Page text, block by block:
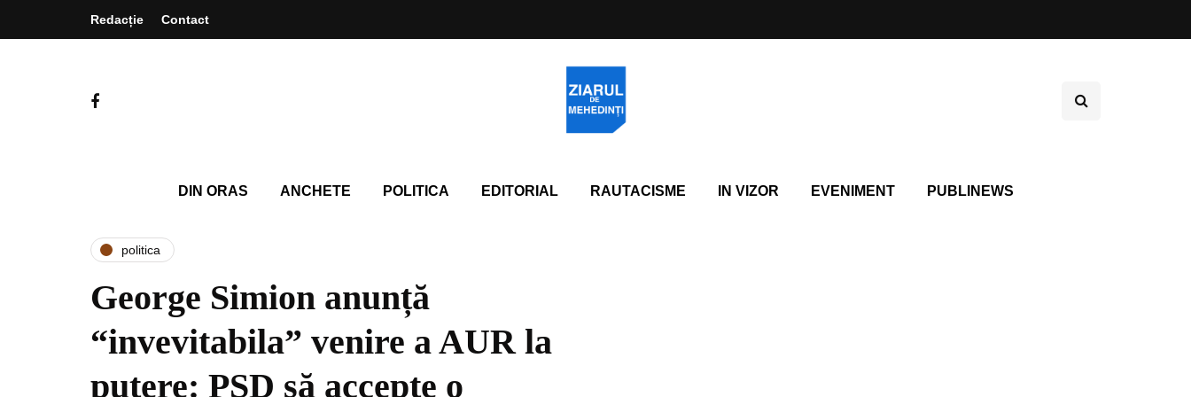
Redacție Contact
DIN ORAS ANCHETE POLITICA EDITORIAL RAUTACISME IN VIZOR EVENIMENT PUBLINEWS
politica
George Simion anunță
“invevitabila” venire a AUR la
putere: PSD să accepte o